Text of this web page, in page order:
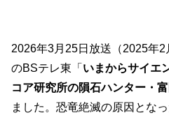
2026年3月25日放送（2025年2
のBSテレ東「 いまからサイエ
コア研究所の隕石ハンター・
ました。恐竜絶滅の原因とな